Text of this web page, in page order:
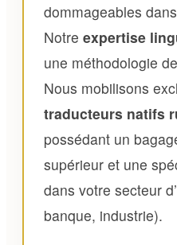
dommageables
Notre expertise
une méthodologie
Nous mobilisons
traducteurs natifs
possédant un
supérieur et une
dans votre secteur
banque, industrie).